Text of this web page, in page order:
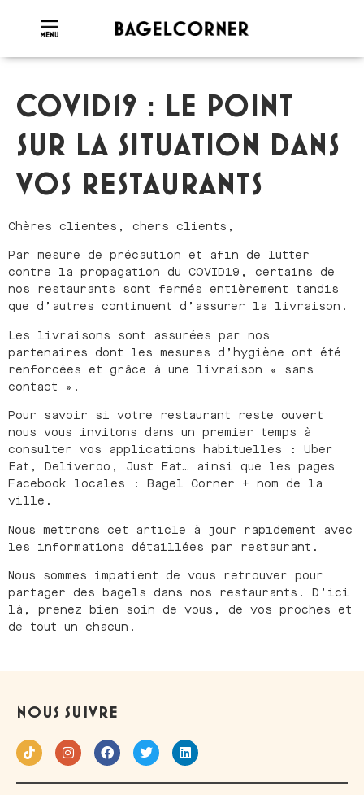
COVID19 : LE POINT
SUR LA SITUATION DANS
VOS RESTAURANTS
Chères clientes, chers clients,
Par mesure de précaution et afin de lutter
contre la propagation du COVID19, certains de
nos restaurants sont fermés entièrement tandis
que d’autres continuent d’assurer la livraison.
Les livraisons sont assurées par nos
partenaires dont les mesures d’hygiène ont été
renforcées et grâce à une livraison « sans
contact ».
Pour savoir si votre restaurant reste ouvert
nous vous invitons dans un premier temps à
consulter vos applications habituelles : Uber
Eat, Deliveroo, Just Eat… ainsi que les pages
Facebook locales : Bagel Corner + nom de la
ville.
Nous mettrons cet article à jour rapidement avec
les informations détaillées par restaurant.
Nous sommes impatient de vous retrouver pour
partager des bagels dans nos restaurants. D’ici
là, prenez bien soin de vous, de vos proches et
de tout un chacun.
NOUS SUIVRE